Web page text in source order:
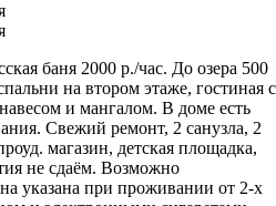
баня 2000 р./час. До озера 500
на втором этаже, гостиная с
и мангалом. В доме есть
Свежий ремонт, 2 санузла, 2
магазин, детская площадка,
не сдаём. Возможно
указана при проживании от 2-х